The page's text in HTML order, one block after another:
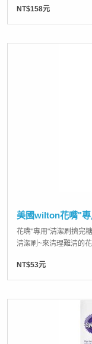
NT$158元
美國wilton花嘴"專
花嘴"專用"清潔刷擠完
清潔刷~來清理難清的
NT$53元